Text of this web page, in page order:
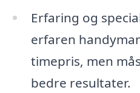
Erfaring og
erfaren
timepris, men
bedre resultater.